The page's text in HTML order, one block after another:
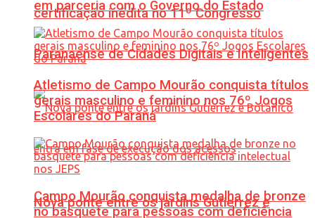
certificação inédita no 11º Congresso
Paranaense de Cidades Digitais e Inteligentes
Nova ponte entre os jardins Gutierrez e
em parceria com o Governo do Estado
Atletismo de Campo Mourão conquista títulos
gerais masculino e feminino nos 76º Jogos
Escolares do Paraná
Campo Mourão conquista medalha de bronze
no basquete para pessoas com deficiência